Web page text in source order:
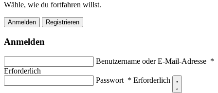
Wähle, wie du fortfahren willst.
Anmelden Registrieren
Anmelden
Benutzername oder E-Mail-Adresse *
Erforderlich
Passwort * Erforderlich